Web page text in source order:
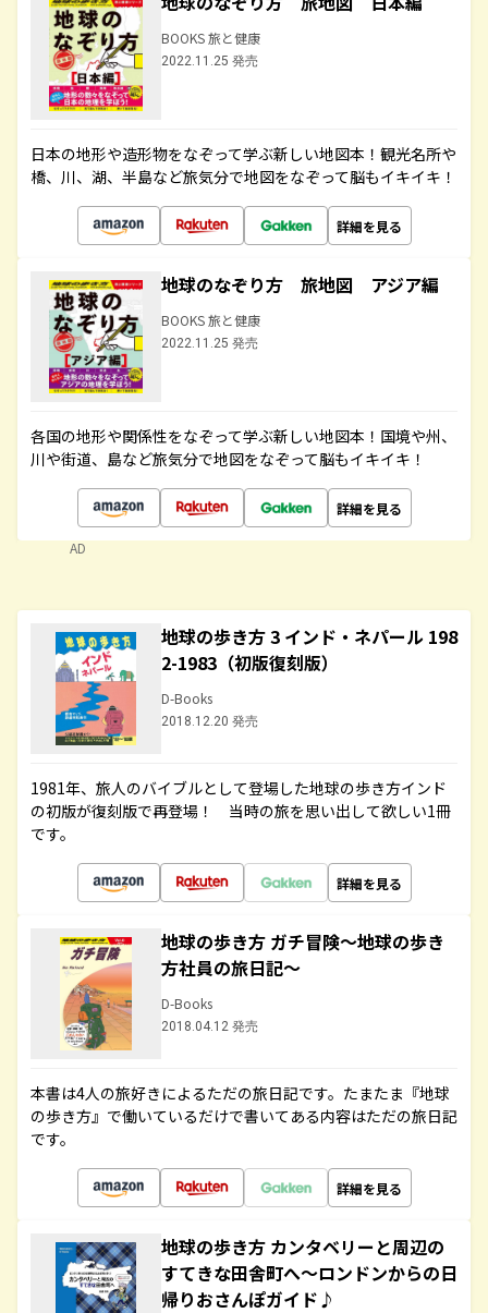
BOOKS 旅と健康
2022.11.25 発売
日本の地形や造形物をなぞって学ぶ新しい地図本！観光名所や
橋、川、湖、半島など旅気分で地図をなぞって脳もイキイキ！
詳細を見る
地球のなぞり方 旅地図 アジア編
BOOKS 旅と健康
2022.11.25 発売
各国の地形や関係性をなぞって学ぶ新しい地図本！国境や州、
川や街道、島など旅気分で地図をなぞって脳もイキイキ！
詳細を見る
AD
地球の歩き方 3 インド・ネパール 198
2-1983（初版復刻版）
D-Books
2018.12.20 発売
1981年、旅人のバイブルとして登場した地球の歩き方インド
の初版が復刻版で再登場！ 当時の旅を思い出して欲しい1冊
です。
詳細を見る
地球の歩き方 ガチ冒険～地球の歩き
方社員の旅日記～
D-Books
2018.04.12 発売
本書は4人の旅好きによるただの旅日記です。たまたま『地球
の歩き方』で働いているだけで書いてある内容はただの旅日記
です。
詳細を見る
地球の歩き方 カンタベリーと周辺の
すてきな田舎町へ～ロンドンからの日
帰りおさんぽガイド♪